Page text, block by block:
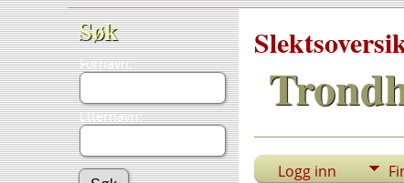
Søk
Fornavn:
Etternavn:
Logg inn